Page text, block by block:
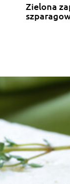
Zielona